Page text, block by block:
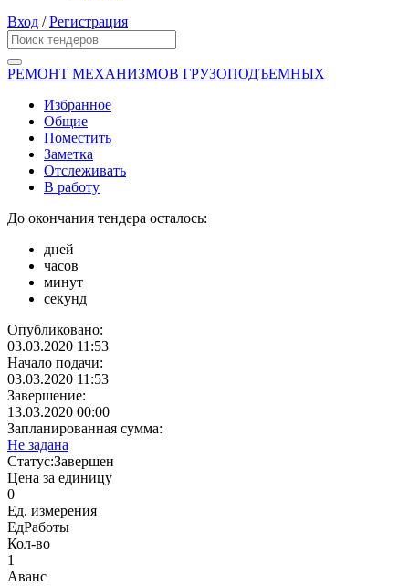
Вход /Регистрация
РЕМОНТ МЕХАНИЗМОВ ГРУЗОПОДЪЕМНЫХ
Избранное
Общие
Поместить
Заметка
Отслеживать
В работу
До окончания тендера осталось:
дней
часов
минут
секунд
Опубликовано:
03.03.2020 11:53
Начало подачи:
03.03.2020 11:53
Завершение:
13.03.2020 00:00
Запланированная сумма:
Не задана
Статус:Завершен
Цена за единицу
0
Ед. измерения
ЕдРаботы
Кол-во
1
Аванс